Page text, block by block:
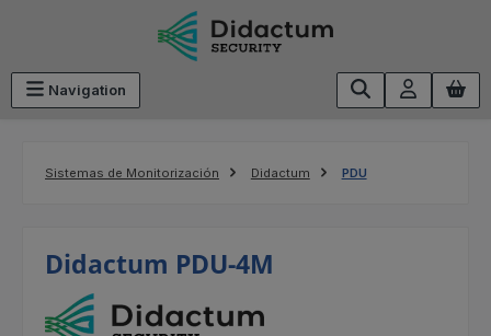
Saltar al contenido principal
Navigation
Sistemas de Monitorización Didactum PDU
Didactum PDU-4M